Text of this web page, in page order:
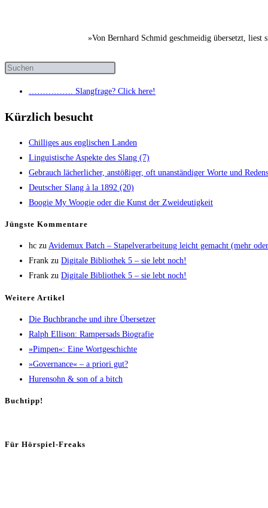
»Von Bernhard Schmid geschmeidig übersetzt, liest
……………. Slang­fra­ge? Click here!
Kürzlich besucht
Chil­li­ges aus eng­li­schen Landen
Lin­gu­is­ti­sche Aspek­te des Slang (7)
Gebrauch lächer­li­cher, anstö­ßi­ger, oft unan­stän­di­ger Wor­te und
Deut­scher Slang à la 1892 (20)
Boo­gie My Woo­gie oder die Kunst der Zweideutigkeit
Jüngs­te Kommentare
hc zu Avi­de­mux Batch – Sta­pel­ver­ar­bei­tung leicht gemacht (mehr
Frank zu Digi­ta­le Biblio­thek 5 – sie lebt noch!
Frank zu Digi­ta­le Biblio­thek 5 – sie lebt noch!
Wei­te­re Artikel
Die Buch­bran­che und ihre Übersetzer
Ralph Elli­son: Ram­pers­ads Biografie
»Pim­pen«: Eine Wortgeschichte
»Gover­nan­ce« – a prio­ri gut?
Huren­sohn & son of a bitch
Buch­tipp!
Für Hör­spiel-Freaks